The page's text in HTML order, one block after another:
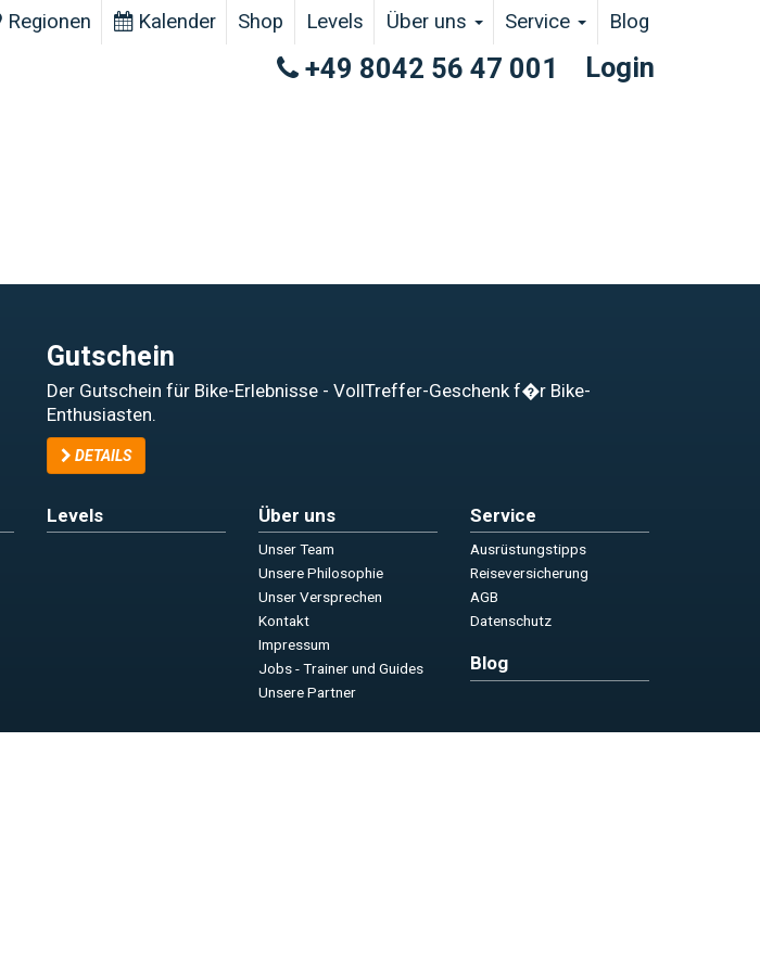
Regionen Kalender Shop Levels Über uns Service Blog
Login
+49 8042 56 47 001
Gutschein
Der Gutschein für Bike-Erlebnisse - VollTreffer-Geschenk f�r Bike-
Enthusiasten.
DETAILS
Levels Über uns
Unser Team
Unsere Philosophie
Unser Versprechen
Kontakt
Impressum
Jobs - Trainer und Guides
Unsere Partner
Service
Ausrüstungstipps
Reiseversicherung
AGB
Datenschutz
Blog